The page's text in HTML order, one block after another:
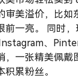
审美溢价，比如
前一亮。 同时
、
，一张精美佩戴
累粉丝。